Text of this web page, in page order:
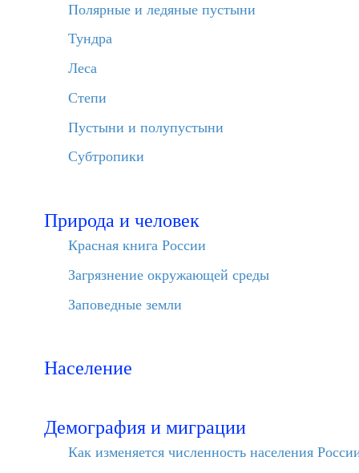
Полярные и ледяные пустыни
Тундра
Леса
Степи
Пустыни и полупустыни
Субтропики
Природа и человек
Красная книга России
Загрязнение окружающей среды
Заповедные земли
Население
Демография и миграции
Как изменяется численность населения